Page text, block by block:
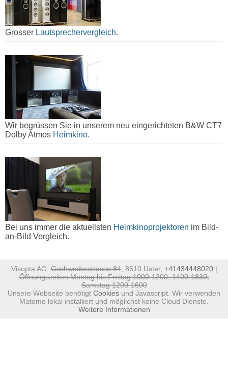
Grosser Lautsprechervergleich.
Wir begrüssen Sie in unserem neu eingerichteten B&W CT7
Dolby Atmos Heimkino.
Bei uns immer die aktuellsten Heimkinoprojektoren im Bild-
an-Bild Vergleich.
Visopta AG,Gschwaderstrasse 84, 8610 Uster, +41434448020|
Öffnungszeiten Montag bis Freitag 1000-1200, 1400-1830;
Samstag 1200-1600
Unsere Webseite benötigt Cookies und Javascript. Wir verwenden
Matomo lokal installiert und möglichst keine Cloud Dienste.
Weitere Informationen